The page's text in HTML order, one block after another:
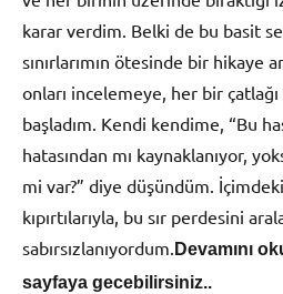
karar verdim. Belki de bu basit
sınırlarımın ötesinde bir hikaye
onları incelemeye, her bir
başladım. Kendi kendime, “Bu
hatasından mı kaynaklanıyor,
mi var?” diye düşündüm.
kıpırtılarıyla, bu sır perdesini
sabırsızlanıyordum. Devamını
sayfaya gecebilirsiniz..